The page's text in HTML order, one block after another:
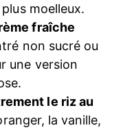
moelleux.
fraîche
non sucré ou
une version
le riz au
la vanille,